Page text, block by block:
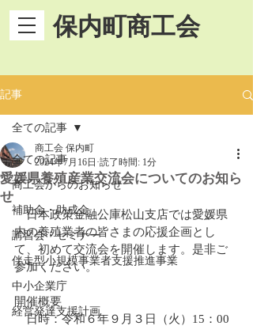
保内町商工会
記事
全ての記事
商工会からのお知らせ
補助金・助成金
講習会・セミナー
伴走型小規模事業者支援推進事業
中小企業庁
経営発達支援計画
全ての記事
愛媛県養殖産業交流会についてのお知ら
せ
商工会 保内町
2024年7月16日 読了時間: 1分
日本政策金融公庫松山支店では愛媛県
内の養殖業者の皆さまの応援企画とし
て、初めて交流会を開催します。是非ご
参加ください。
開催概要
日時：令和６年９月３日（火）15：00